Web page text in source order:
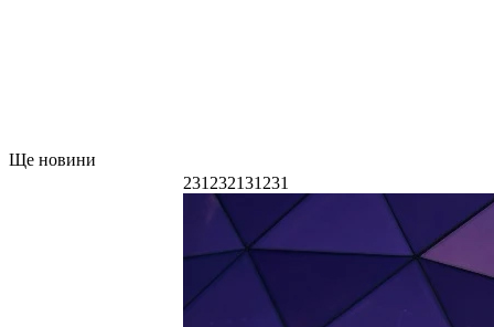
Ще новини
231232131231